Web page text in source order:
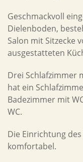
Geschmackvoll
Dielenboden,
Salon mit Sitzecke
ausgestatteten
Drei Schlafzimmer
hat ein
Badezimmer mit
WC.
Die Einrichtung
komfortabel.